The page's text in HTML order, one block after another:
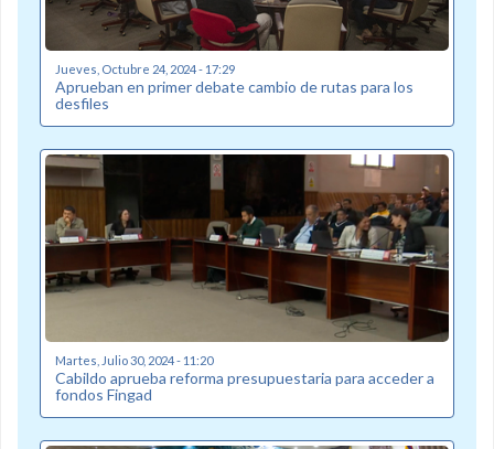
Jueves, Octubre 24, 2024 - 17:29
Aprueban en primer debate cambio de rutas para los
desfiles
Martes, Julio 30, 2024 - 11:20
Cabildo aprueba reforma presupuestaria para acceder a
fondos Fingad